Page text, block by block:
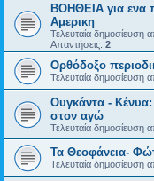
ΒΟΗΘΕΙΑ για ενα
Αμερικη
Τελευταία δημοσίευση
Απαντήσεις: 2
Ορθόδοξο
Τελευταία δημοσίευση
Ουγκάντα -
στον αγώ
Τελευταία δημοσίευση
Τα Θεοφάνεια-
Τελευταία δημοσίευση